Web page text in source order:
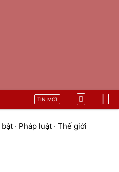
TIN MỚI
bật · Pháp luật · Thế giới